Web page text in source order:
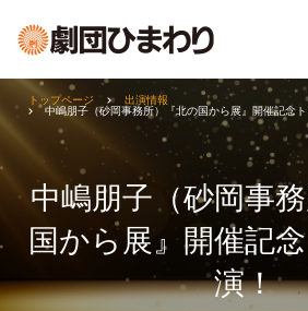
中嶋朋子（砂岡事
国から展』開催記
演！
トップページ
出演情報
中嶋朋子（砂岡事務所）『北の国から展』開催記念ト